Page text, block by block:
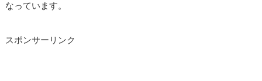
なっています。
スポンサーリンク